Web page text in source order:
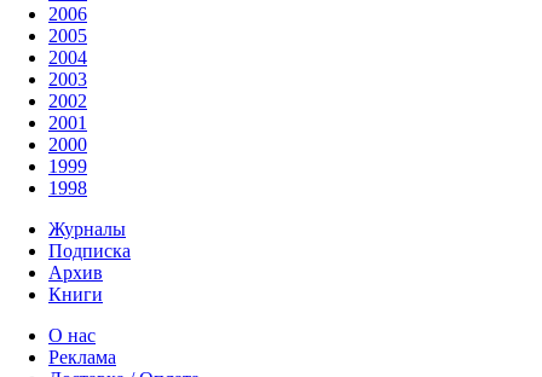
2006
2005
2004
2003
2002
2001
2000
1999
1998
Журналы
Подписка
Архив
Книги
О нас
Реклама